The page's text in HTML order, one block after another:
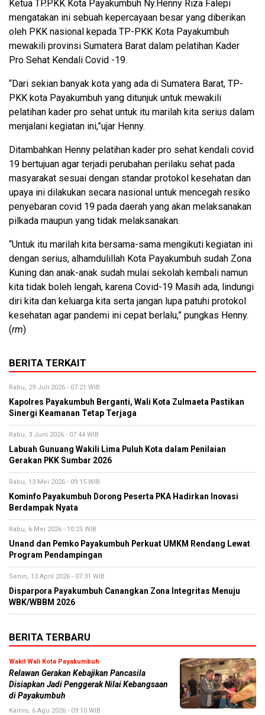
Ketua TP.PKK Kota Payakumbuh Ny.Henny Riza Falepi
mengatakan ini sebuah kepercayaan besar yang diberikan
oleh PKK nasional kepada TP-PKK Kota Payakumbuh
mewakili provinsi Sumatera Barat dalam pelatihan Kader
Pro Sehat Kendali Covid -19.
“Dari sekian banyak kota yang ada di Sumatera Barat, TP-
PKK kota Payakumbuh yang ditunjuk untuk mewakili
pelatihan kader pro sehat untuk itu marilah kita serius dalam
menjalani kegiatan ini,”ujar Henny.
Ditambahkan Henny pelatihan kader pro sehat kendali covid
19 bertujuan agar terjadi perubahan perilaku sehat pada
masyarakat sesuai dengan standar protokol kesehatan dan
upaya ini dilakukan secara nasional untuk mencegah resiko
penyebaran covid 19 pada daerah yang akan melaksanakan
pilkada maupun yang tidak melaksanakan.
“Untuk itu marilah kita bersama-sama mengikuti kegiatan ini
dengan serius, alhamdulillah Kota Payakumbuh sudah Zona
Kuning dan anak-anak sudah mulai sekolah kembali namun
kita tidak boleh lengah, karena Covid-19 Masih ada, lindungi
diri kita dan keluarga kita serta jangan lupa patuhi protokol
kesehatan agar pandemi ini cepat berlalu,” pungkas Henny.
(rm)
BERITA TERKAIT
Rabu, 29 Juli 2026 - 07:21 WIB
Kapolres Payakumbuh Berganti, Wali Kota Zulmaeta Pastikan
Sinergi Keamanan Tetap Terjaga
Rabu, 3 Juni 2026 - 07:44 WIB
Labuah Gunuang Wakili Lima Puluh Kota dalam Penilaian
Gerakan PKK Sumbar 2026
Rabu, 13 Mei 2026 - 09:15 WIB
Kominfo Payakumbuh Dorong Peserta PKA Hadirkan Inovasi
Berdampak Nyata
Rabu, 6 Mei 2026 - 10:25 WIB
Unand dan Pemko Payakumbuh Perkuat UMKM Rendang Lewat
Program Pendampingan
Senin, 13 April 2026 - 07:31 WIB
Disparpora Payakumbuh Canangkan Zona Integritas Menuju
WBK/WBBM 2026
BERITA TERBARU
Wakil Wali Kota Payakumbuh
Relawan Gerakan Kebajikan Pancasila
Disiapkan Jadi Penggerak Nilai Kebangsaan
di Payakumbuh
Kamis, 6 Agu 2026 - 09:10 WIB